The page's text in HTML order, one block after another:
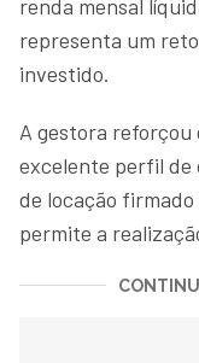
renda mensal
representa um
investido.
A gestora reforçou
excelente perfil de
de locação firmado
permite a